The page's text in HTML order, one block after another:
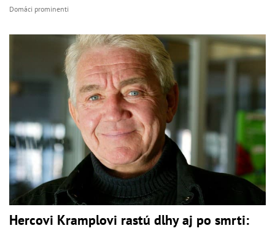
Domáci prominenti
Hercovi Kramplovi rastú dlhy aj po smrti: